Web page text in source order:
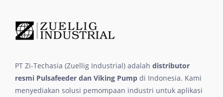
PT Zi-Techasia (Zuellig Industrial) adalah distributor
resmi Pulsafeeder dan Viking Pump di Indonesia. Kami
menyediakan solusi pemompaan industri untuk aplikasi